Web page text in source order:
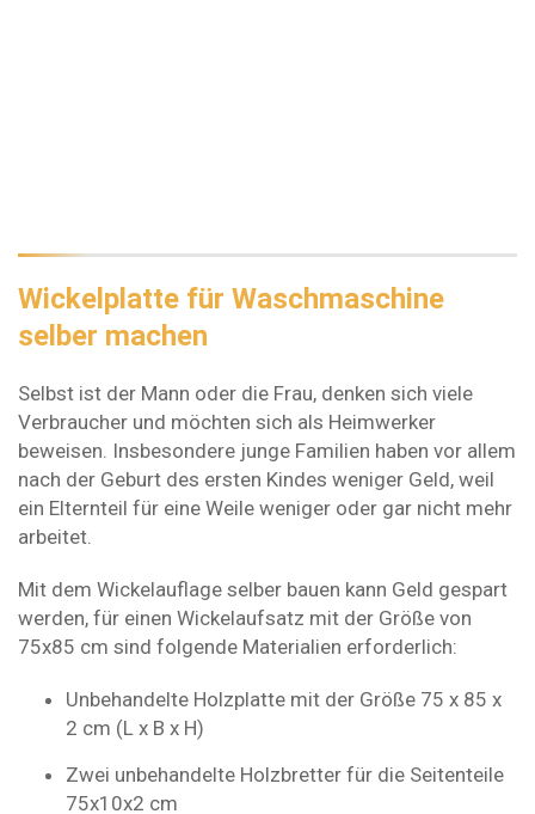
Wickelplatte für Waschmaschine
selber machen
Selbst ist der Mann oder die Frau, denken sich viele
Verbraucher und möchten sich als Heimwerker
beweisen. Insbesondere junge Familien haben vor allem
nach der Geburt des ersten Kindes weniger Geld, weil
ein Elternteil für eine Weile weniger oder gar nicht mehr
arbeitet.
Mit dem Wickelauflage selber bauen kann Geld gespart
werden, für einen Wickelaufsatz mit der Größe von
75x85 cm sind folgende Materialien erforderlich:
Unbehandelte Holzplatte mit der Größe 75 x 85 x
2 cm (L x B x H)
Zwei unbehandelte Holzbretter für die Seitenteile
75x10x2 cm